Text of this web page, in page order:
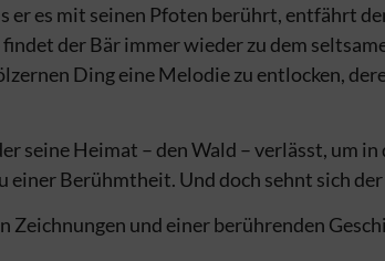
er es mit seinen Pfoten berührt, entfährt
der Bär immer wieder zu dem
Ding eine Melodie zu entlocken,
seine Heimat – den Wald – verlässt, um
Berühmtheit. Und doch sehnt sich
und einer berührenden